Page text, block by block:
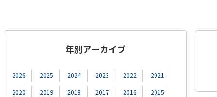
年別アーカイブ
2026 2025 2024 2023 2022
2021
2020
2019 2018 2017 2016
2015